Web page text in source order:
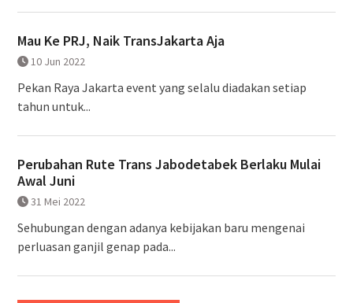
Mau Ke PRJ, Naik TransJakarta Aja
10 Jun 2022
Pekan Raya Jakarta event yang selalu diadakan setiap
tahun untuk...
Perubahan Rute Trans Jabodetabek Berlaku Mulai
Awal Juni
31 Mei 2022
Sehubungan dengan adanya kebijakan baru mengenai
perluasan ganjil genap pada...